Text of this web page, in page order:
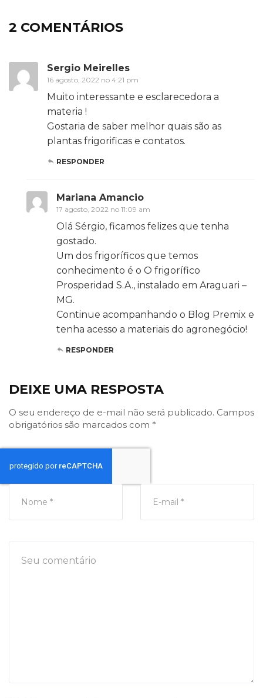
2 COMENTÁRIOS
Sergio Meirelles
16 agosto, 2022 no 4:21 pm
Muito interessante e esclarecedora a
materia !
Gostaria de saber melhor quais são as
plantas frigorificas e contatos.
RESPONDER
Mariana Amancio
17 agosto, 2022 no 11:09 am
Olá Sérgio, ficamos felizes que tenha
gostado.
Um dos frigoríficos que temos
conhecimento é o O frigorífico
Prosperidad S.A., instalado em Araguari –
MG.
Continue acompanhando o Blog Premix e
tenha acesso a materiais do agronegócio!
RESPONDER
DEIXE UMA RESPOSTA
O seu endereço de e-mail não será publicado. Campos
obrigatórios são marcados com *